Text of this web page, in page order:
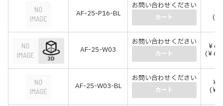
AF-25-P16-BL
お問い合わせください
カート (
AF-25-W03
お問い合わせください
カート
￥
(￥
AF-25-W03-BL
お問い合わせください
カート
￥
(￥